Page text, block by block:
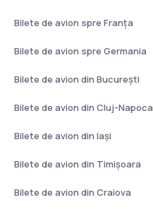
Bilete de avion spre Franţa
Bilete de avion spre Germania
Bilete de avion din București
Bilete de avion din Cluj-Napoca
Bilete de avion din Iași
Bilete de avion din Timișoara
Bilete de avion din Craiova